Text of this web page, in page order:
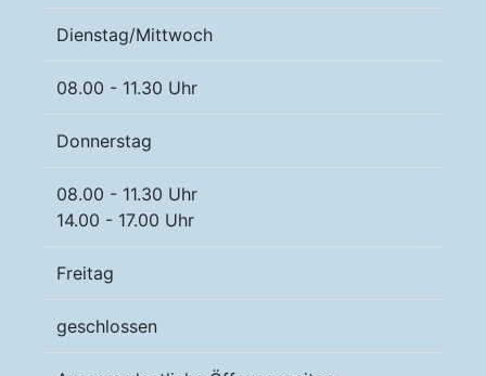
Dienstag/Mittwoch
08.00 - 11.30 Uhr
Donnerstag
08.00 - 11.30 Uhr
14.00 - 17.00 Uhr
Freitag
geschlossen